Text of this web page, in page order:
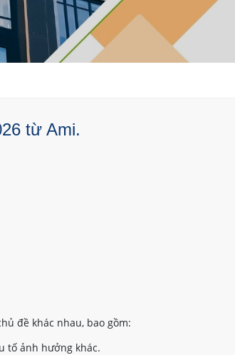
từ Ami.
đề khác nhau, bao gồm:
tố ảnh hưởng khác.